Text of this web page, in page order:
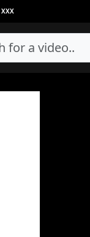
XXX